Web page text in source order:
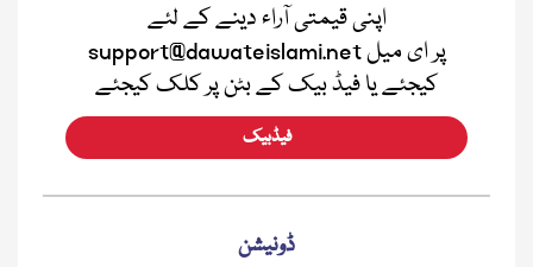
اپنی قیمتی آراء دینے کے لئے
support@dawateislami.net پر ای میل
کیجئے یا فیڈ بیک کے بٹن پر کلک کیجئے
فیڈبیک
ڈونیشن